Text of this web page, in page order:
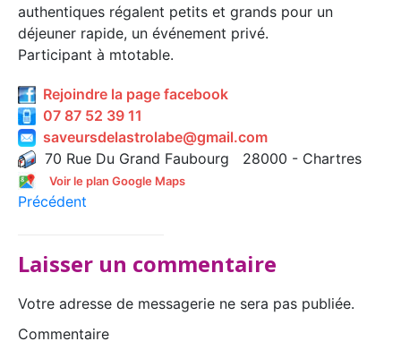
authentiques régalent petits et grands pour un
déjeuner rapide, un événement privé.
Participant à mtotable.
Rejoindre la page facebook
07 87 52 39 11
saveursdelastrolabe@gmail.com
70 Rue Du Grand Faubourg 28000 - Chartres
Voir le plan Google Maps
Précédent
Laisser un commentaire
Votre adresse de messagerie ne sera pas publiée.
Commentaire